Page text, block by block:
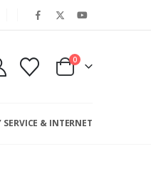
0
SERVICE & INTERNET